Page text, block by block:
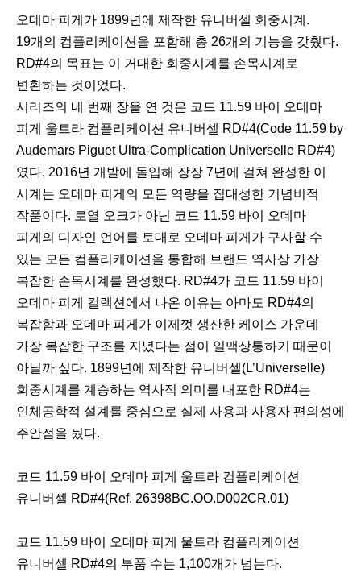
오데마 피게가 1899년에 제작한 유니버셀 회중시계.
19개의 컴플리케이션을 포함해 총 26개의 기능을 갖췄다.
RD#4의 목표는 이 거대한 회중시계를 손목시계로
변환하는 것이었다.
시리즈의 네 번째 장을 연 것은 코드 11.59 바이 오데마
피게 울트라 컴플리케이션 유니버셀 RD#4(Code 11.59 by
Audemars Piguet Ultra-Complication Universelle RD#4)
였다. 2016년 개발에 돌입해 장장 7년에 걸쳐 완성한 이
시계는 오데마 피게의 모든 역량을 집대성한 기념비적
작품이다. 로열 오크가 아닌 코드 11.59 바이 오데마
피게의 디자인 언어를 토대로 오데마 피게가 구사할 수
있는 모든 컴플리케이션을 통합해 브랜드 역사상 가장
복잡한 손목시계를 완성했다. RD#4가 코드 11.59 바이
오데마 피게 컬렉션에서 나온 이유는 아마도 RD#4의
복잡함과 오데마 피게가 이제껏 생산한 케이스 가운데
가장 복잡한 구조를 지녔다는 점이 일맥상통하기 때문이
아닐까 싶다. 1899년에 제작한 유니버셀(L’Universelle)
회중시계를 계승하는 역사적 의미를 내포한 RD#4는
인체공학적 설계를 중심으로 실제 사용과 사용자 편의성에
주안점을 뒀다.
코드 11.59 바이 오데마 피게 울트라 컴플리케이션
유니버셀 RD#4(Ref. 26398BC.OO.D002CR.01)
코드 11.59 바이 오데마 피게 울트라 컴플리케이션
유니버셀 RD#4의 부품 수는 1,100개가 넘는다.